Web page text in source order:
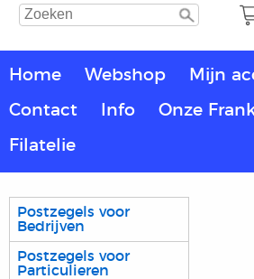
Home Webshop Mijn
Contact Info Onze
Filatelie
Postzegels voor
Bedrijven
Postzegels voor
Particulieren